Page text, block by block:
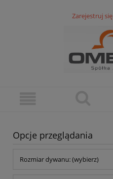
Zarejestruj się
Opcje przeglądania
Rozmiar dywanu: (wybierz)